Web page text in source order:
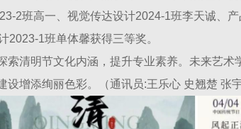
2班高一、视觉传达设计2024-1班李天诚、
2023-1班单体馨获得三等奖。
索清明节文化内涵，提升专业素养。未来艺
增添绚丽色彩。（通讯员:王乐心 史翘楚 张宇